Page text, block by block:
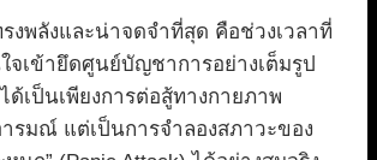
งพลังและน่าจดจำที่สุด คือช่วงเวลาที่
จเข้ายึดศูนย์บัญชาการอย่างเต็มรูป
เป็นเพียงการต่อสู้ทางกายภาพ
ารมณ์ แต่เป็นการจำลองสภาวะของ